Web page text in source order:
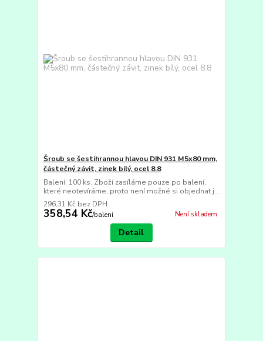
Šroub se šestihrannou hlavou DIN 931 M5x80 mm,
částečný závit, zinek bílý, ocel 8.8
Balení: 100 ks. Zboží zasíláme pouze po balení,
které neotevíráme, proto není možné si objednat j...
358,54 Kč/balení
296,31 Kč bez DPH
Není skladem
Detail